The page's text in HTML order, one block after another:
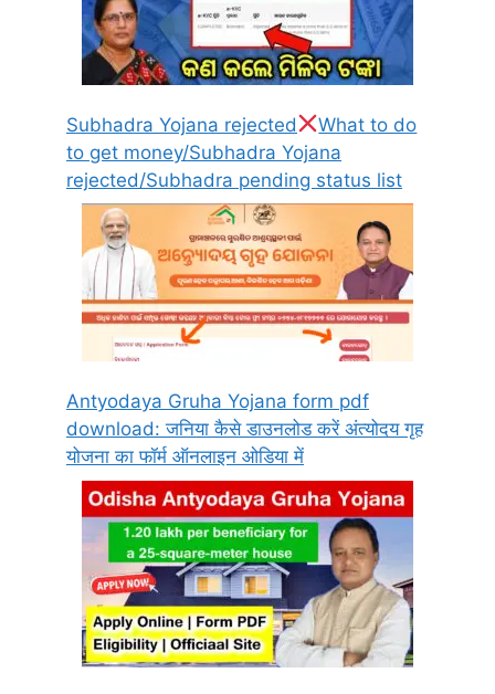
Subhadra Yojana rejected
What to do
to get money/Subhadra Yojana
rejected/Subhadra pending status list
Antyodaya Gruha Yojana form pdf
download: जनिया कैसे डाउनलोड करें अंत्योदय गृह
योजना का फॉर्म ऑनलाइन ओडिया में